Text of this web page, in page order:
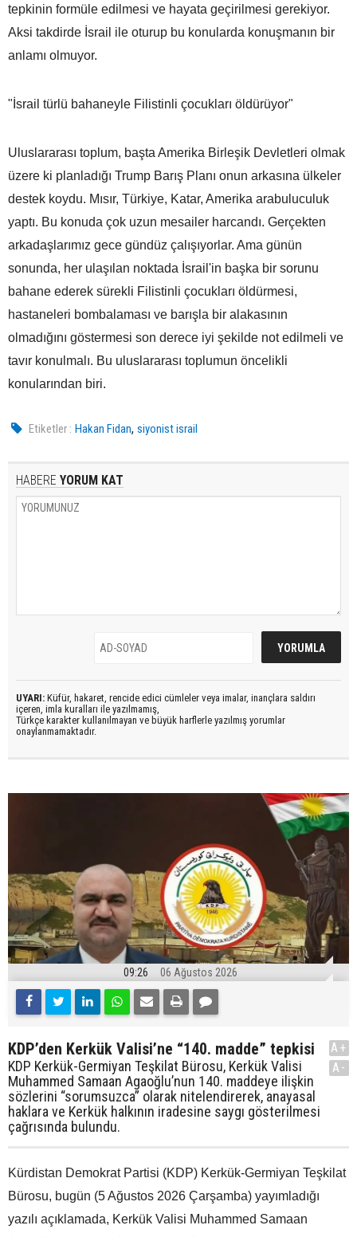
tepkinin formüle edilmesi ve hayata geçirilmesi gerekiyor.
Aksi takdirde İsrail ile oturup bu konularda konuşmanın bir
anlamı olmuyor.
"İsrail türlü bahaneyle Filistinli çocukları öldürüyor"
Uluslararası toplum, başta Amerika Birleşik Devletleri olmak
üzere ki planladığı Trump Barış Planı onun arkasına ülkeler
destek koydu. Mısır, Türkiye, Katar, Amerika arabuluculuk
yaptı. Bu konuda çok uzun mesailer harcandı. Gerçekten
arkadaşlarımız gece gündüz çalışıyorlar. Ama günün
sonunda, her ulaşılan noktada İsrail'in başka bir sorunu
bahane ederek sürekli Filistinli çocukları öldürmesi,
hastaneleri bombalaması ve barışla bir alakasının
olmadığını göstermesi son derece iyi şekilde not edilmeli ve
tavır konulmalı. Bu uluslararası toplumun öncelikli
konularından biri.
Etiketler : Hakan Fidan,siyonist israil
HABERE YORUM KAT
UYARI: Küfür, hakaret, rencide edici cümleler veya imalar, inançlara saldırı
içeren, imla kuralları ile yazılmamış,
Türkçe karakter kullanılmayan ve büyük harflerle yazılmış yorumlar
onaylanmamaktadır.
09:26 06 Ağustos 2026
KDP’den Kerkük Valisi’ne “140. madde” tepkisi
KDP Kerkük-Germiyan Teşkilat Bürosu, Kerkük Valisi
Muhammed Samaan Agaoğlu’nun 140. maddeye ilişkin
sözlerini “sorumsuzca” olarak nitelendirerek, anayasal
haklara ve Kerkük halkının iradesine saygı gösterilmesi
çağrısında bulundu.
A+
A-
Kürdistan Demokrat Partisi (KDP) Kerkük-Germiyan Teşkilat
Bürosu, bugün (5 Ağustos 2026 Çarşamba) yayımladığı
yazılı açıklamada, Kerkük Valisi Muhammed Samaan